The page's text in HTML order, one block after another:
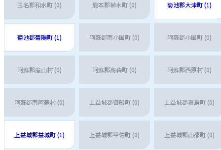
玉名郡和水町 (0) 鹿本郡植木町 (0) 菊池郡大津町 (1)
菊池郡菊陽町 (1) 阿蘇郡南小国町 (0) 阿蘇郡小国町 (0)
阿蘇郡産山村 (0) 阿蘇郡高森町 (0) 阿蘇郡西原村 (0)
阿蘇郡南阿蘇村 (0) 上益城郡御船町 (0) 上益城郡嘉島町 (0)
上益城郡益城町 (1) 上益城郡甲佐町 (0) 上益城郡山都町 (0)